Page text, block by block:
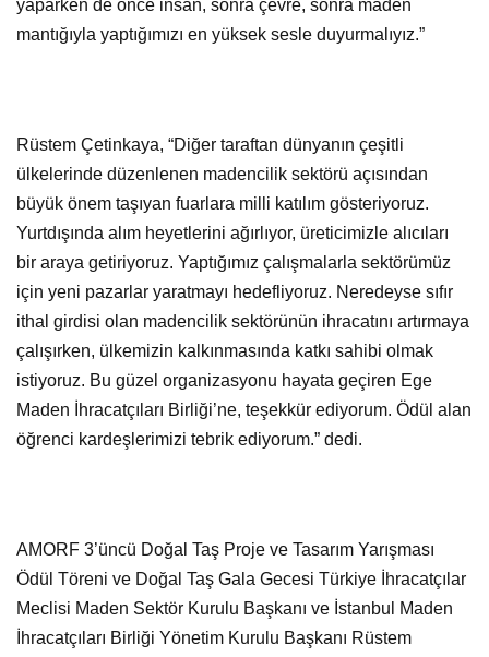
yaparken de önce insan, sonra çevre, sonra maden
mantığıyla yaptığımızı en yüksek sesle duyurmalıyız.”
Rüstem Çetinkaya, “Diğer taraftan dünyanın çeşitli
ülkelerinde düzenlenen madencilik sektörü açısından
büyük önem taşıyan fuarlara milli katılım gösteriyoruz.
Yurtdışında alım heyetlerini ağırlıyor, üreticimizle alıcıları
bir araya getiriyoruz. Yaptığımız çalışmalarla sektörümüz
için yeni pazarlar yaratmayı hedefliyoruz. Neredeyse sıfır
ithal girdisi olan madencilik sektörünün ihracatını artırmaya
çalışırken, ülkemizin kalkınmasında katkı sahibi olmak
istiyoruz. Bu güzel organizasyonu hayata geçiren Ege
Maden İhracatçıları Birliği’ne, teşekkür ediyorum. Ödül alan
öğrenci kardeşlerimizi tebrik ediyorum.” dedi.
AMORF 3’üncü Doğal Taş Proje ve Tasarım Yarışması
Ödül Töreni ve Doğal Taş Gala Gecesi Türkiye İhracatçılar
Meclisi Maden Sektör Kurulu Başkanı ve İstanbul Maden
İhracatçıları Birliği Yönetim Kurulu Başkanı Rüstem